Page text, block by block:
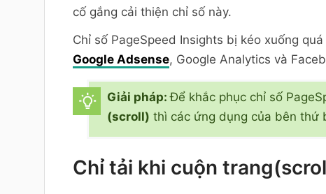
cố gắng cải thiện chỉ số này.
Chỉ số PageSpeed Insights bị kéo xuống
Google Adsense, Google Analytics và
Giải pháp:Để khắc phục chỉ số
(scroll) thì các ứng dụng của bên thứ
Chỉ tải khi cuộn